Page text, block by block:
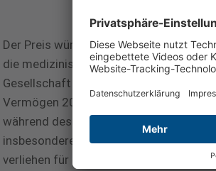
Der Preis würdigt die
die medizinische Radiologie und
Gesellschaft für Medizinische
Vermögen 2003 durch eine Zustiftung
während des Deutschen
insbesondere die Gemeinsamkeit von
verliehen für herausragende